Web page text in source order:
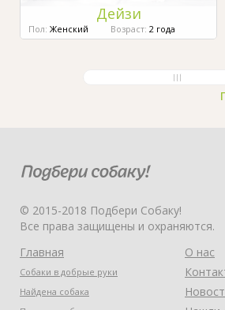
Дейзи
Пол: Женский Возраст: 2 года
© 2015-2018 Подбери Собаку!
Все права защищены и охраняются.
Главная
Собаки в добрые руки
Найдена собака
О нас